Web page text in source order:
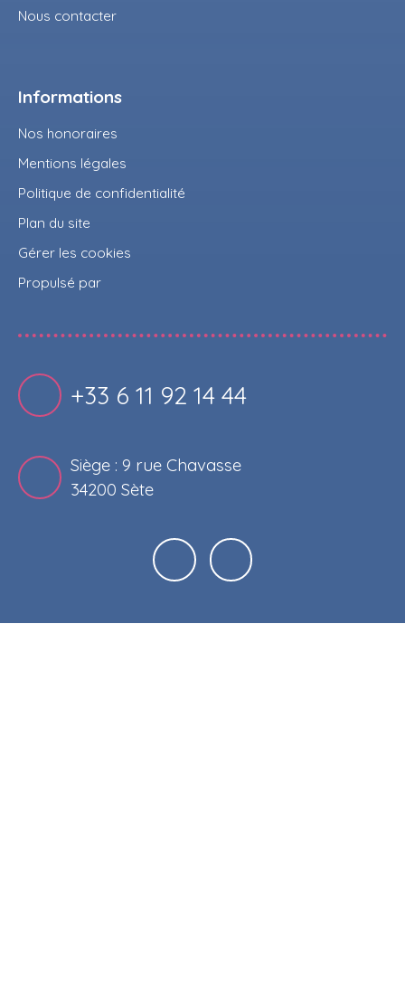
Nous contacter
Informations
Nos honoraires
Mentions légales
Politique de confidentialité
Plan du site
Gérer les cookies
Propulsé par
+33 6 11 92 14 44
Siège : 9 rue Chavasse
34200 Sète